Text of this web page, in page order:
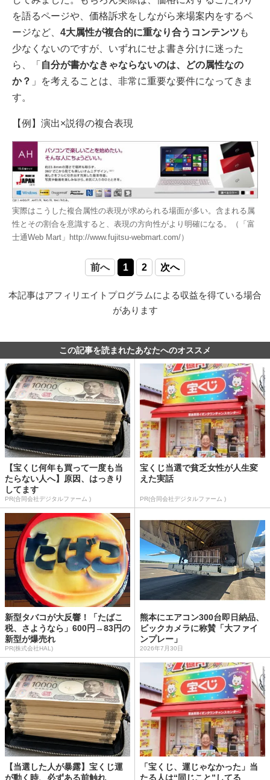
を語るページや、価格訴求をしながら来場案内をするペ
ージなど、 4大属性が複合的に重なり合うコンテンツ も
少なくないのですが、いずれにせよ書き分けに迷った
ら、「 自分が書かなきゃならないのは、どの属性なの
か？ 」を考えることは、非常に重要な要件になってきま
す。
【例】演出×説得の複合表現
実際はこうした複合属性の表現が求められる場面が多い。含まれる属
性とその割合を意識すると、表現の方向性がより明確になる。（「富
士通Web Mart」http://www.fujitsu-webmart.com/）
前へ 1 2 次へ
本記事はアフィリエイトプログラムによる収益を得ている場合
があります
この記事を読まれたあなたへのオススメ
【宝くじ何年も買って一度も当
たらない人へ】原因、はっきり
してます
PR(合同会社デジタルファーム )
宝くじ当選で貧乏女性が人生変
えた実話
PR(合同会社デジタルファーム )
新型タバコが大反響！「たばこ
税、さようなら」600円→83円の
新型が爆売れ
PR(株式会社HAL)
熊本にエアコン300台即日納品、
ビックカメラに称賛「大ファイ
ンプレー」
2026年7月30日
【当選した人が暴露】宝くじ運
が動く時、必ずある前触れ
「宝くじ、運じゃなかった」当
たる人は“同じこと”してる